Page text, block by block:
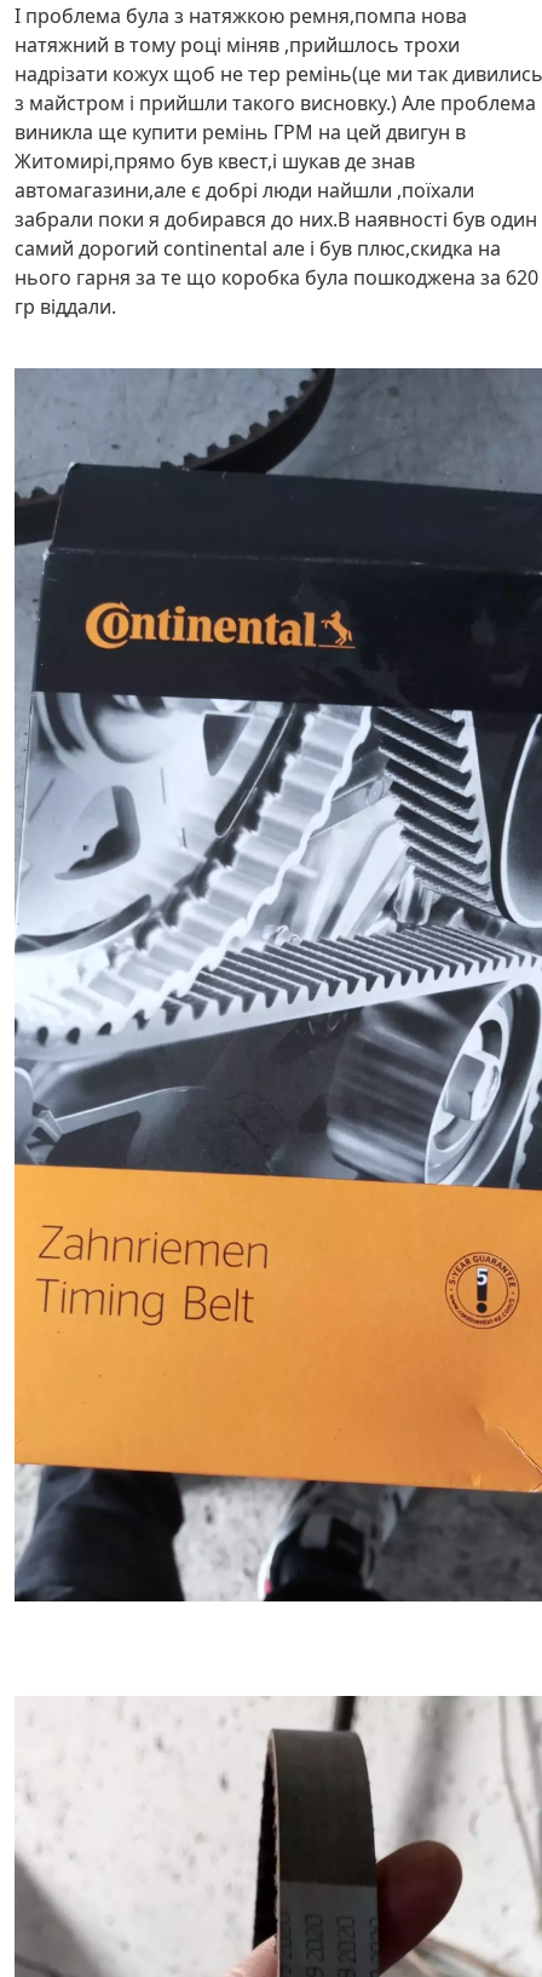
І проблема була з натяжкою ремня,помпа нова
натяжний в тому році міняв ,прийшлось трохи
надрізати кожух щоб не тер ремінь(це ми так дивились
з майстром і прийшли такого висновку.) Але проблема
виникла ще купити ремінь ГРМ на цей двигун в
Житомирі,прямо був квест,і шукав де знав
автомагазини,але є добрі люди найшли ,поїхали
забрали поки я добирався до них.В наявності був один
самий дорогий continental але і був плюс,скидка на
нього гарня за те що коробка була пошкоджена за 620
гр віддали.